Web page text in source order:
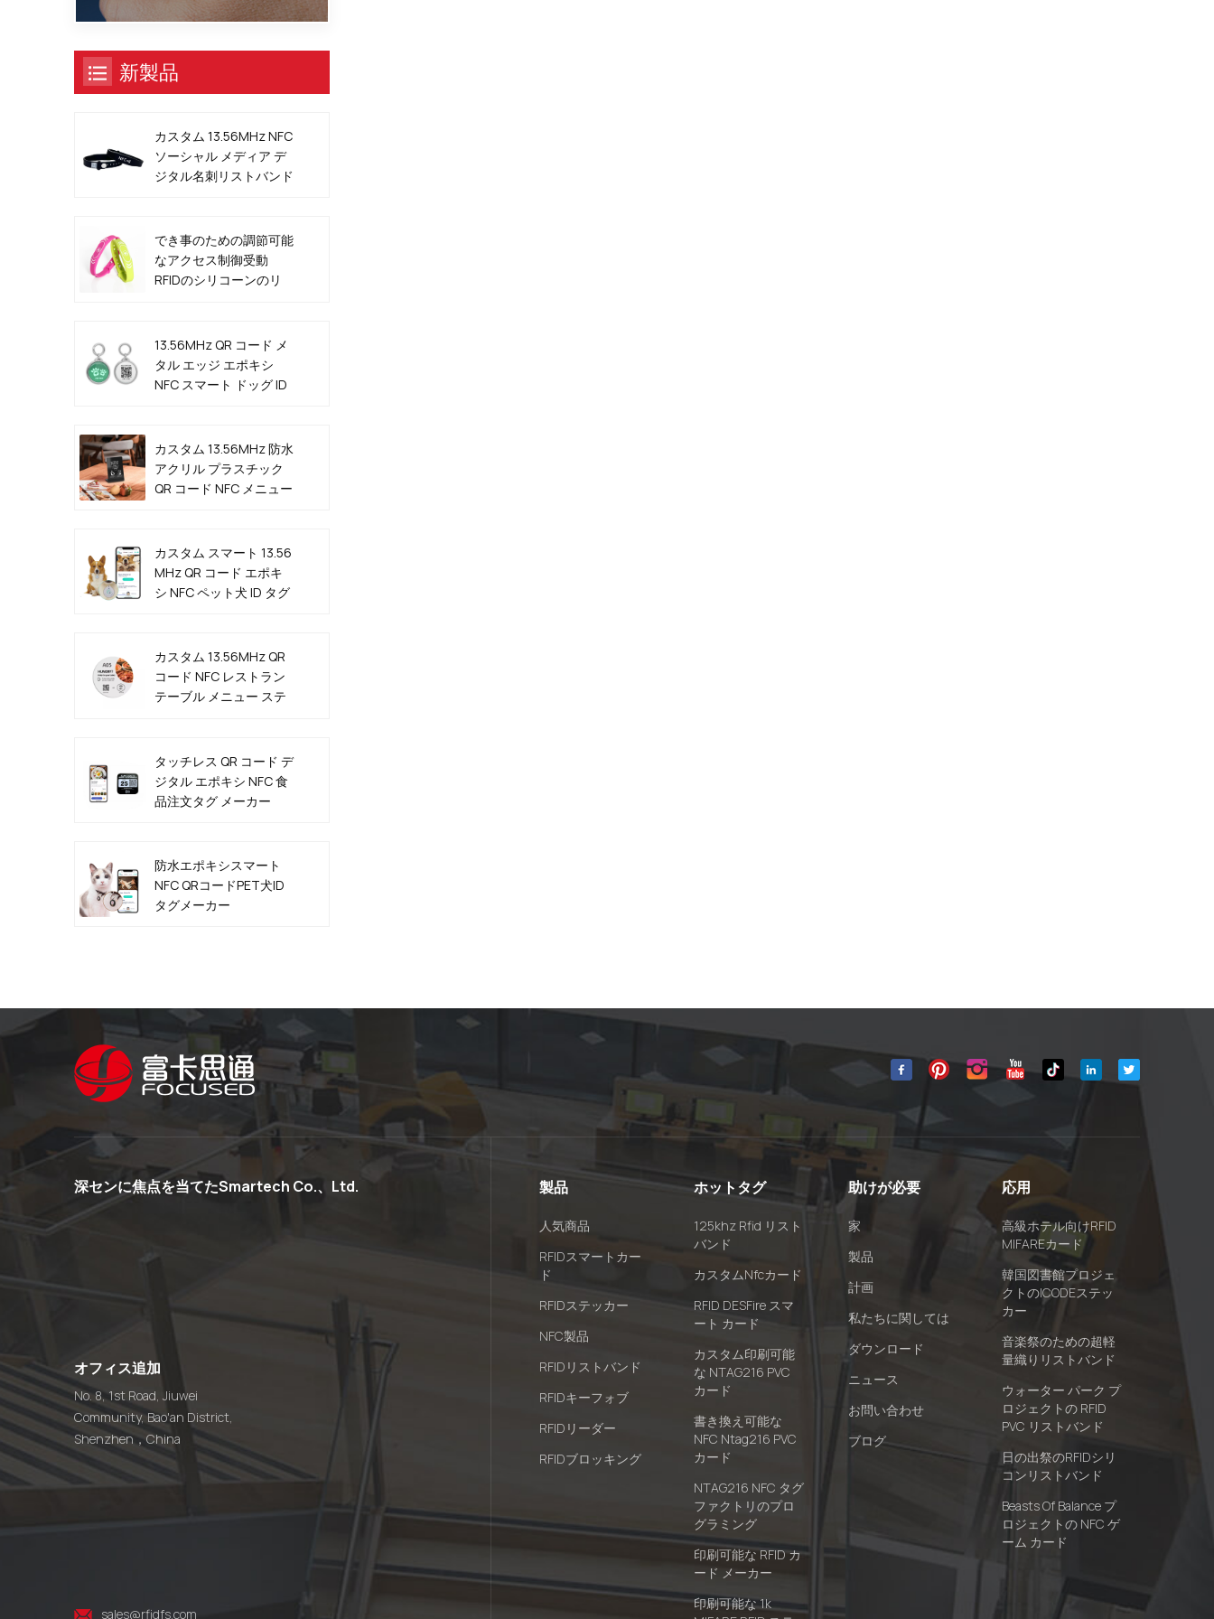
新製品
カスタム 13.56MHz NFC
ソーシャル メディア デ
ジタル名刺リストバンド
でき事のための調節可能
なアクセス制御受動
RFIDのシリコーンのリ
13.56MHz QR コード メ
タル エッジ エポキシ
NFC スマート ドッグ ID
カスタム 13.56MHz 防水
アクリル プラスチック
QR コード NFC メニュー
カスタム スマート 13.56
MHz QR コード エポキ
シ NFC ペット犬 ID タグ
カスタム 13.56MHz QR
コード NFC レストラン
テーブル メニュー ステ
タッチレス QR コード デ
ジタル エポキシ NFC 食
品注文タグ メーカー
防水エポキシスマート
NFC QRコードPET犬ID
タグメーカー
深センに焦点を当てたSmartech Co.、Ltd.
オフィス追加
No. 8, 1st Road, Jiuwei
Community, Bao'an District,
Shenzhen，China
sales@rfidfs.com
製品
人気商品
RFIDスマートカー
ド
RFIDステッカー
NFC製品
RFIDリストバンド
RFIDキーフォブ
RFIDリーダー
RFIDブロッキング
ホットタグ
125khz Rfid リスト
バンド
カスタムnfcカード
RFID DESFire スマ
ート カード
カスタム印刷可能
な NTAG216 PVC
カード
書き換え可能な
NFC Ntag216 PVC
カード
NTAG216 NFC タグ
ファクトリのプロ
グラミング
印刷可能な RFID カ
ード メーカー
印刷可能な 1k
助けが必要
家
製品
計画
私たちに関しては
ダウンロード
ニュース
お問い合わせ
ブログ
応用
高級ホテル向けRFID
MIFAREカード
韓国図書館プロジェ
クトのICODEステッ
カー
音楽祭のための超軽
量織りリストバンド
ウォーター パーク プ
ロジェクトの RFID
PVC リストバンド
日の出祭のRFIDシリ
コンリストバンド
Beasts Of Balance プ
ロジェクトの NFC ゲ
ーム カード